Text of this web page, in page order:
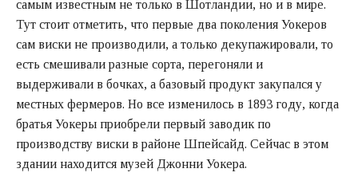
самым известным не только в Шотландии, но и в мире.
Тут стоит отметить, что первые два поколения Уокеров
сам виски не производили, а только декупажировали, то
есть смешивали разные сорта, перегоняли и
выдерживали в бочках, а базовый продукт закупался у
местных фермеров. Но все изменилось в 1893 году, когда
братья Уокеры приобрели первый заводик по
производству виски в районе Шпейсайд. Сейчас в этом
здании находится музей Джонни Уокера.